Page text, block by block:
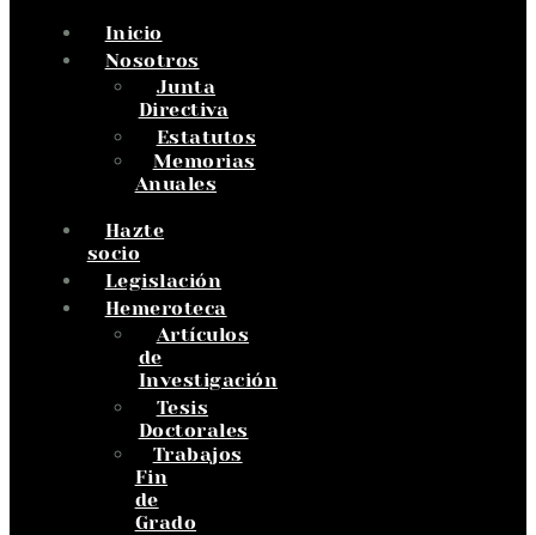
Inicio
Nosotros
Junta
Directiva
Estatutos
Memorias
Anuales
Hazte
socio
Legislación
Hemeroteca
Artículos
de
Investigación
Tesis
Doctorales
Trabajos
Fin
de
Grado